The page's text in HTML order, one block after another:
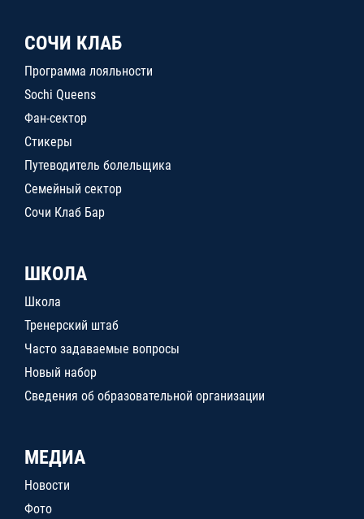
СОЧИ КЛАБ
Программа лояльности
Sochi Queens
Фан-сектор
Стикеры
Путеводитель болельщика
Семейный сектор
Сочи Клаб Бар
ШКОЛА
Школа
Тренерский штаб
Часто задаваемые вопросы
Новый набор
Сведения об образовательной организации
МЕДИА
Новости
Фото